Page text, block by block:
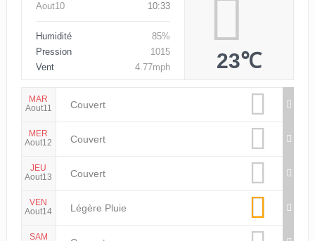
Aout10 10:33
Humidité
85%
Pression
1015
Vent
4.77mph 23℃
MAR
Aout11
Couvert
MER
Aout12
Couvert
JEU
Aout13
Couvert
VEN
Aout14
Légère Pluie
SAM